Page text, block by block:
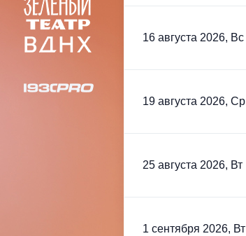
16 августа 2026, Вс
19 августа 2026, Ср
25 августа 2026, Вт
1 сентября 2026, Вт